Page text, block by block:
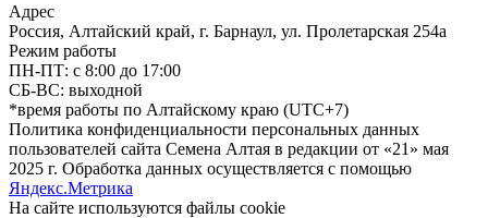
Адрес
Россия, Алтайский край, г. Барнаул, ул. Пролетарская 254а
Режим работы
ПН-ПТ: с 8:00 до 17:00
СБ-ВС: выходной
*время работы по Алтайскому краю (UTC+7)
Политика конфиденциальности персональных данных
пользователей сайта Семена Алтая в редакции от «21» мая
2025 г. Обработка данных осуществляется с помощью
Яндекс.Метрика
На сайте используются файлы сookie